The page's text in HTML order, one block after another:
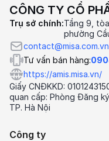
CÔNG TY CỔ
Trụ sở chính:Tầng 9,
phường
contact@misa.com.vn
Tư vấn bán hàng:
https://amis.misa.vn/
Giấy CNĐKKD:
quan cấp: Phòng Đăng
TP. Hà Nội
Công ty